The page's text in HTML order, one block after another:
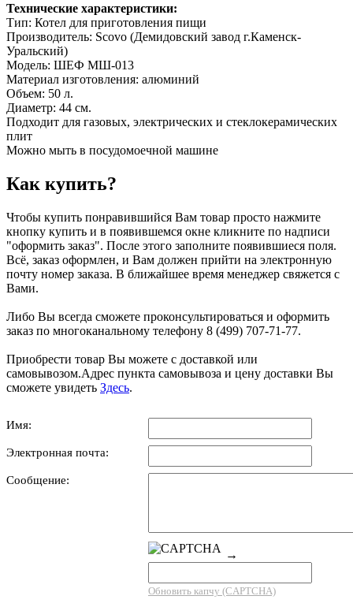
Технические характеристики:
Тип: Котел для приготовления пищи
Производитель: Scovo (Демидовский завод г.Каменск-
Уральский)
Модель: ШЕФ МШ-013
Материал изготовления: алюминий
Объем: 50 л.
Диаметр: 44 см.
Подходит для газовых, электрических и стеклокерамических
плит
Можно мыть в посудомоечной машине
Как купить?
Чтобы купить понравившийся Вам товар просто нажмите
кнопку купить и в появившемся окне кликните по надписи
"оформить заказ". После этого заполните появившиеся поля.
Всё, заказ оформлен, и Вам должен прийти на электронную
почту номер заказа. В ближайшее время менеджер свяжется с
Вами.
Либо Вы всегда сможете проконсультироваться и оформить
заказ по многоканальному телефону 8 (499) 707-71-77.
Приобрести товар Вы можете с доставкой или
самовывозом.Адрес пункта самовывоза и цену доставки Вы
сможете увидеть Здесь.
Имя:
Электронная почта:
Сообщение:
→
Обновить капчу (CAPTCHA)